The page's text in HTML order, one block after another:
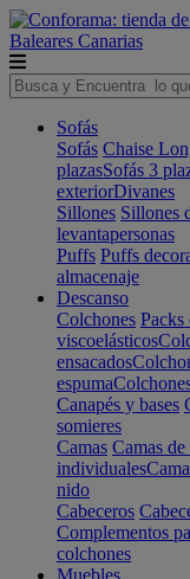
Baleares Canarias
Sofás
Sofás Chaise
plazasSofás 3
exteriorDivanes
Sillones Sillones
levantapersonas
Puffs Puffs
almacenaje
Descanso
Colchones Packs
viscoelásticos
ensacados
espuma
Canapés y bases
somieres
Camas Camas
individuales
nido
Cabeceros
Complementos
colchones
Muebles